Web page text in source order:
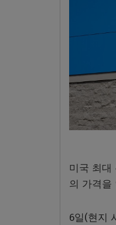
미국 최대
의 가격을
6일(현지